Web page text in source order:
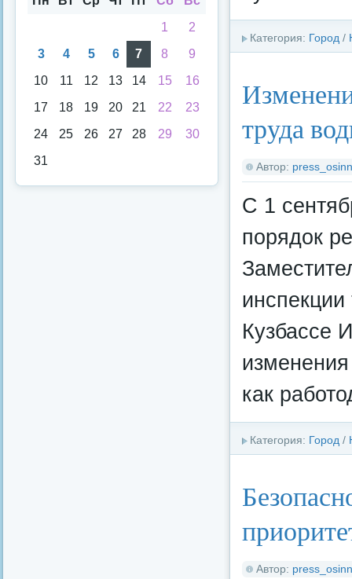
Категория: Город /
труда
Автор:
С 1
порядок
Кузбассе
как
Категория: Город /
Автор:
1
2
3
4 5 6 7 8
9
10
11 12 13 14 15
16
17
18 19 20 21 22
23
24
25 26 27 28 29
30
31